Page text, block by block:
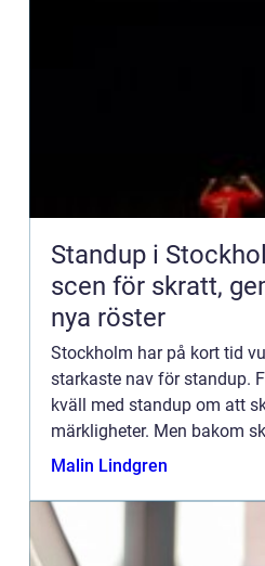
Standup i
scen för skratt,
nya röster
Stockholm har på kort tid
starkaste nav för standup.
kväll med standup om att
märkligheter. Men bakom
kultur: klubbar, k...
Malin Lindgren